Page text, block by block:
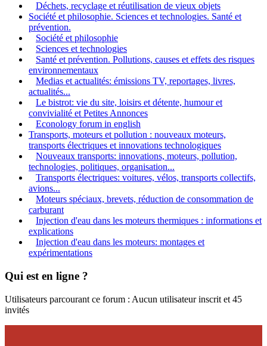
Déchets, recyclage et réutilisation de vieux objets
Société et philosophie. Sciences et technologies. Santé et
prévention.
Société et philosophie
Sciences et technologies
Santé et prévention. Pollutions, causes et effets des risques
environnementaux
Medias et actualités: émissions TV, reportages, livres,
actualités...
Le bistrot: vie du site, loisirs et détente, humour et
convivialité et Petites Annonces
Econology forum in english
Transports, moteurs et pollution : nouveaux moteurs,
transports électriques et innovations technologiques
Nouveaux transports: innovations, moteurs, pollution,
technologies, politiques, organisation...
Transports électriques: voitures, vélos, transports collectifs,
avions...
Moteurs spéciaux, brevets, réduction de consommation de
carburant
Injection d'eau dans les moteurs thermiques : informations et
explications
Injection d'eau dans les moteurs: montages et
expérimentations
Qui est en ligne ?
Utilisateurs parcourant ce forum : Aucun utilisateur inscrit et 45
invités